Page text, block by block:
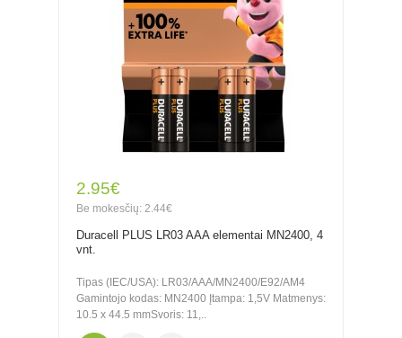
2.95€
Be mokesčių: 2.44€
Duracell PLUS LR03 AAA elementai MN2400, 4
vnt.
Tipas (IEC/USA): LR03/AAA/MN2400/E92/AM4
Gamintojo kodas: MN2400 Įtampa: 1,5V Matmenys:
10.5 x 44.5 mmSvoris: 11,..